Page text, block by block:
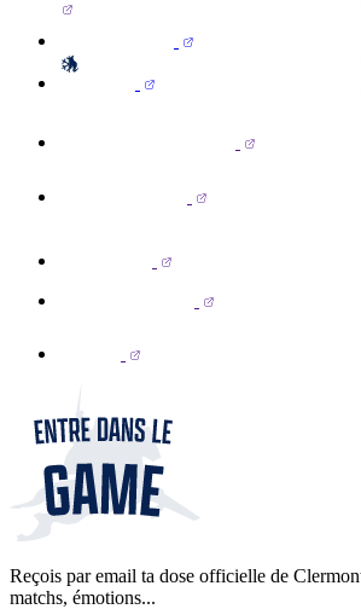
Reçois par email ta dose officielle de
matchs, émotions...